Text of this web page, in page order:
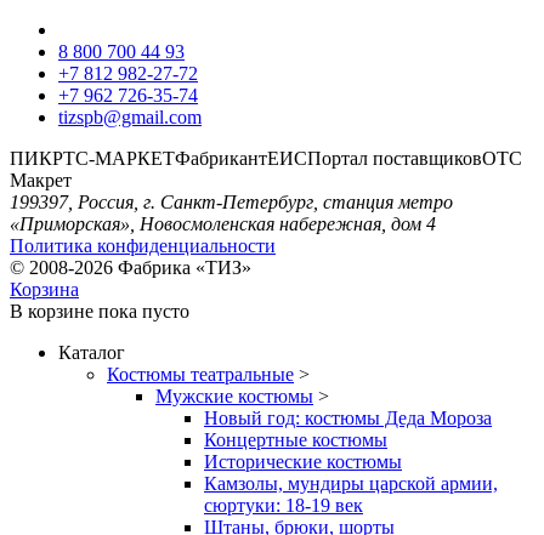
8 800 700 44 93
+7 812 982-27-72
+7 962 726-35-74
tizspb@gmail.com
ПИКРТС-МАРКЕТФабрикантЕИСПортал поставщиковОТС
Макрет
199397, Россия, г. Санкт-Петербург, станция метро
«Приморская», Новосмоленская набережная, дом 4
Политика конфиденциальности
© 2008-2026 Фабрика «ТИЗ»
Корзина
В корзине пока пусто
Каталог
Костюмы театральные >
Мужские костюмы >
Новый год: костюмы Деда Мороза
Концертные костюмы
Исторические костюмы
Камзолы, мундиры царской армии,
сюртуки: 18-19 век
Штаны, брюки, шорты